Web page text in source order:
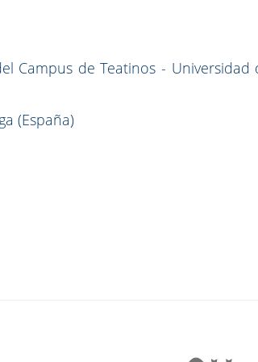
Campus de Teatinos - Universidad
(España)